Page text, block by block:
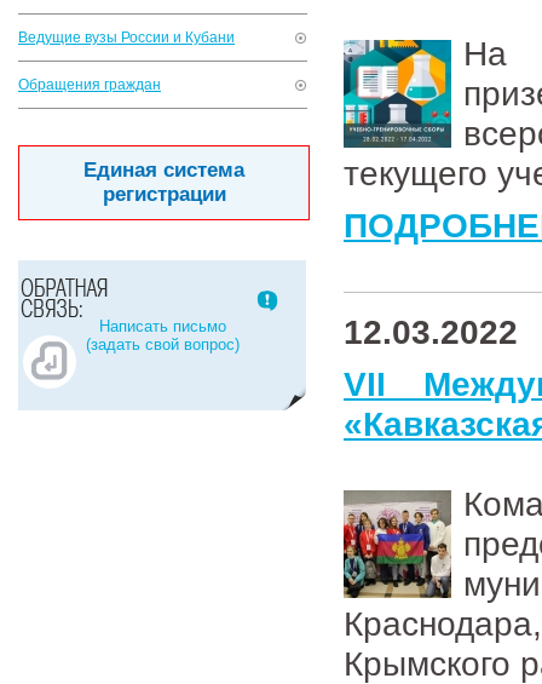
Ведущие вузы России и Кубани
Обращения граждан
Единая система
регистрации
Написать письмо
(задать свой вопрос)
На
текущего
12.03.2022
VII
Крымского